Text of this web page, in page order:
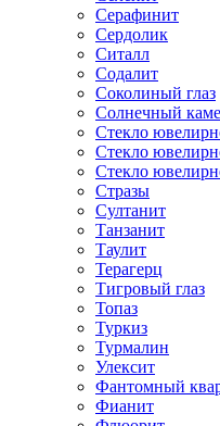
Серафинит
Сердолик
Ситалл
Содалит
Соколиный глаз
Солнечный
Стекло
Стекло
Стекло
Стразы
Султанит
Танзанит
Таулит
Терагерц
Тигровый глаз
Топаз
Туркиз
Турмалин
Улексит
Фантомный
Фианит